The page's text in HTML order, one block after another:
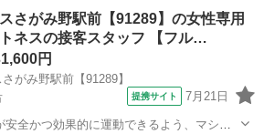
す。運動が初めての方や苦手な方がほとん
りません。「今日はこの動きを意識しまし
をしながら、...
さがみ野駅前【91289】の女性専用
ネスの接客スタッフ 【フル…
円
がみ野駅前【91289】
提携サイト 7月21日
全かつ効果的に運動できるよう、マシン